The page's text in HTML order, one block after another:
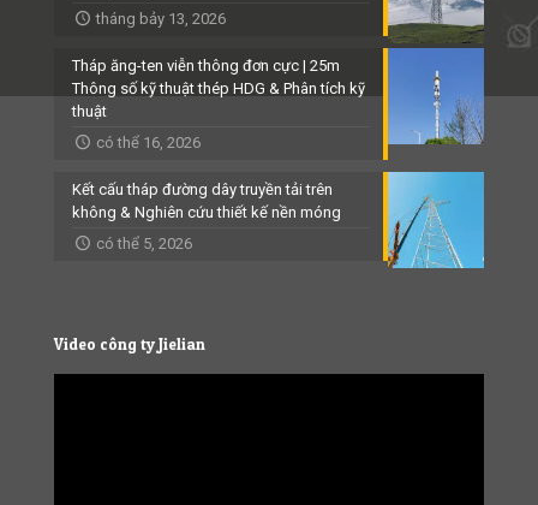
tháng bảy 13, 2026
Tháp ăng-ten viễn thông đơn cực | 25m
Thông số kỹ thuật thép HDG & Phân tích kỹ
thuật
có thể 16, 2026
Kết cấu tháp đường dây truyền tải trên
không & Nghiên cứu thiết kế nền móng
có thể 5, 2026
Video công ty Jielian